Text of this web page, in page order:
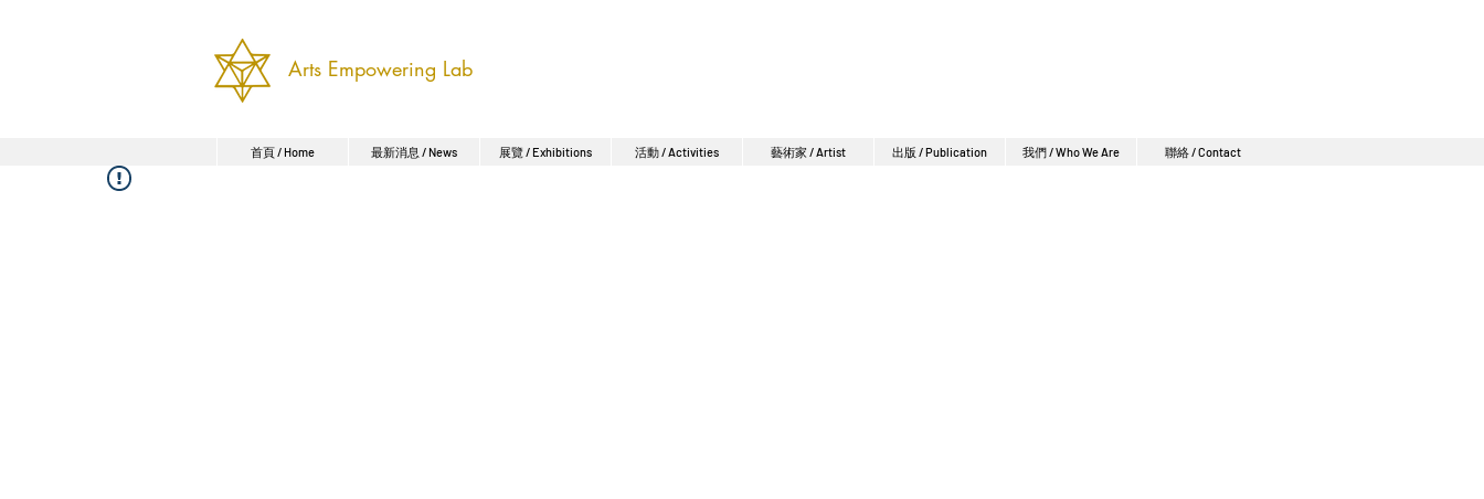
Arts Empowering Lab
首頁 / Home 最新消息 / News 展覽 / Exhibitions 活動 / Activities 藝術家 / Artist 出版 / Publication 我們 / Who We Are 聯絡 / Contact